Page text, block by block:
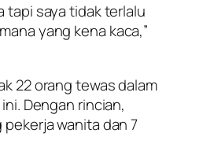
tapi saya tidak terlalu
yang kena kaca,”
22 orang tewas dalam
Dengan rincian,
wanita dan 7